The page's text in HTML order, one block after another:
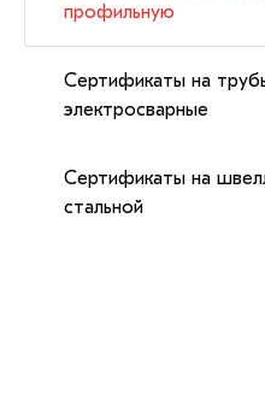
профильную
Сертификаты на
электросварные
Сертификаты на
стальной